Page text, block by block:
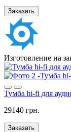
Заказать
Изготовление на
Тумба hi-fi для
29140 грн.
Заказать